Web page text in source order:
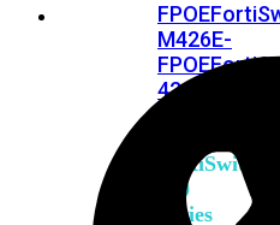
FPOE
M426E-
FPOE
424F-
FortiSwitch
500
Series